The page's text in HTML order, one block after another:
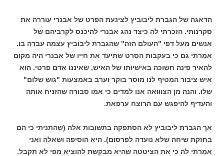
הדאגה של הגברת ליבוביץ לצינעת הפרט של אבנרי עוררה את
סקרנותי. הזכרתי לה כיצד נהג אבנרי להיכנס לקרביהם של
אנשים מעל דפי "העולם הזה" שהגברת ליבוביץ עצמה עבדה בו.
אמרתי גם כי בעקבות הסרט שתיעד את חייו של אבנרי היה מקום
להאיר פינה חשוכה באישיותו של האיש, שאיננו אדם פרטי. הוא
איש ציבור המטיף לנו מוסר בוקר וערב באמצעות "גוש שלום"
שלו. והנה מן הצווואה אנו למדים כי אמו סבורה שהזניח אותה
והעדיף להיפגש עם הרוצח ערפאת.
אך הגברת ליבוביץ לא הסתפקה בתשובות אלה (שהתניתי כי הם
בחזקת שיחה שלא נועדה לפרסום). היא הוסיפה ושאלה ואני
אמרתי לה כי את הציטטה שהיא מבקשת להוציא מפי לא תקבל.